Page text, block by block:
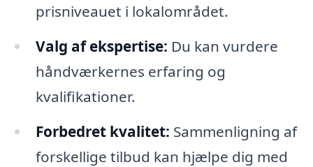
prisniveauet i lokalområdet.
Valg af ekspertise: Du kan vurdere
håndværkernes erfaring og
kvalifikationer.
Forbedret kvalitet: Sammenligning af
forskellige tilbud kan hjælpe dig med